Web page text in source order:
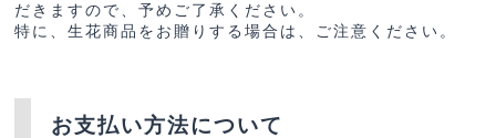
だきますので、予めご了承ください。
特に、生花商品をお贈りする場合は、ご注意ください。
お支払い方法について